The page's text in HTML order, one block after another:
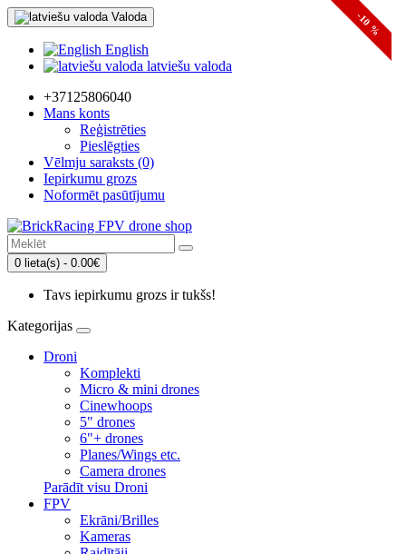
Valoda
English
latviešu valoda
+37125806040
Mans konts
Reģistrēties
Pieslēgties
Vēlmju saraksts (0)
Iepirkumu grozs
Noformēt pasūtījumu
0 lieta(s) - 0.00€
Tavs iepirkumu grozs ir tukšs!
Kategorijas
Droni
Komplekti
Micro & mini drones
Cinewhoops
5" drones
6"+ drones
Planes/Wings etc.
Camera drones
Parādīt visu Droni
FPV
Ekrāni/Brilles
Kameras
-10 %